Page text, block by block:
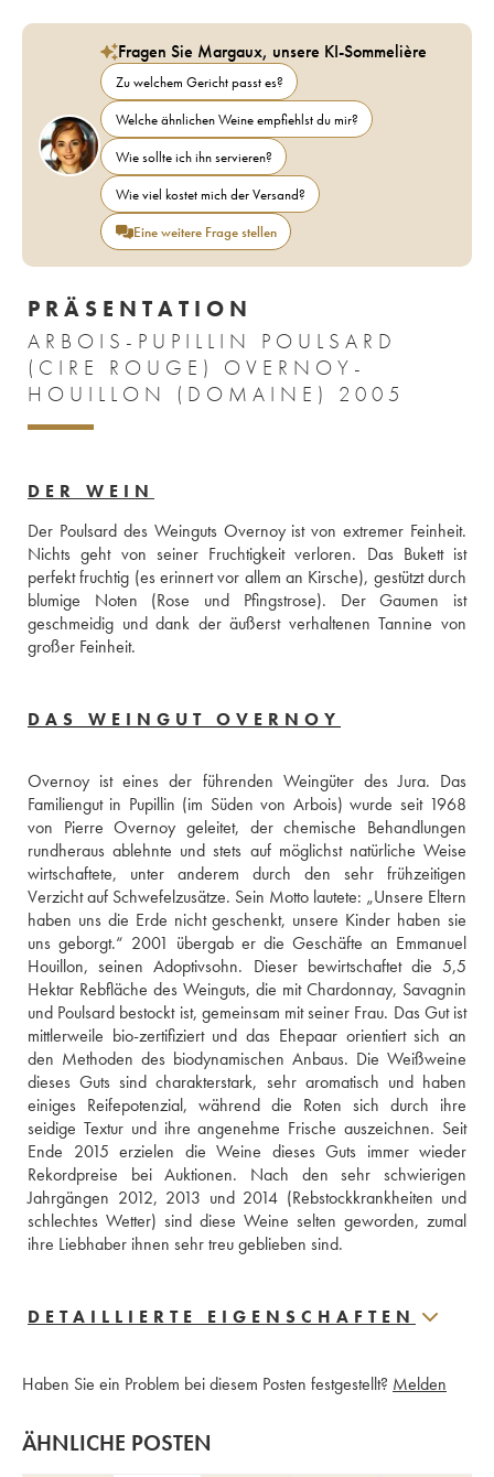
Fragen Sie Margaux, unsere KI-Sommelière
Zu welchem Gericht passt es?
Welche ähnlichen Weine empfiehlst du mir?
Wie sollte ich ihn servieren?
Wie viel kostet mich der Versand?
Eine weitere Frage stellen
PRÄSENTATION
ARBOIS-PUPILLIN POULSARD
(CIRE ROUGE) OVERNOY-
HOUILLON (DOMAINE) 2005
DER WEIN
Der Poulsard des Weinguts Overnoy ist von extremer Feinheit.
Nichts geht von seiner Fruchtigkeit verloren. Das Bukett ist
perfekt fruchtig (es erinnert vor allem an Kirsche), gestützt durch
blumige Noten (Rose und Pfingstrose). Der Gaumen ist
geschmeidig und dank der äußerst verhaltenen Tannine von
großer Feinheit.
DAS WEINGUT OVERNOY
Overnoy ist eines der führenden Weingüter des Jura. Das
Familiengut in Pupillin (im Süden von Arbois) wurde seit 1968
von Pierre Overnoy geleitet, der chemische Behandlungen
rundheraus ablehnte und stets auf möglichst natürliche Weise
wirtschaftete, unter anderem durch den sehr frühzeitigen
Verzicht auf Schwefelzusätze. Sein Motto lautete: „Unsere Eltern
haben uns die Erde nicht geschenkt, unsere Kinder haben sie
uns geborgt.“ 2001 übergab er die Geschäfte an Emmanuel
Houillon, seinen Adoptivsohn. Dieser bewirtschaftet die 5,5
Hektar Rebfläche des Weinguts, die mit Chardonnay, Savagnin
und Poulsard bestockt ist, gemeinsam mit seiner Frau. Das Gut ist
mittlerweile bio-zertifiziert und das Ehepaar orientiert sich an
den Methoden des biodynamischen Anbaus. Die Weißweine
dieses Guts sind charakterstark, sehr aromatisch und haben
einiges Reifepotenzial, während die Roten sich durch ihre
seidige Textur und ihre angenehme Frische auszeichnen. Seit
Ende 2015 erzielen die Weine dieses Guts immer wieder
Rekordpreise bei Auktionen. Nach den sehr schwierigen
Jahrgängen 2012, 2013 und 2014 (Rebstockkrankheiten und
schlechtes Wetter) sind diese Weine selten geworden, zumal
ihre Liebhaber ihnen sehr treu geblieben sind.
DETAILLIERTE EIGENSCHAFTEN
Haben Sie ein Problem bei diesem Posten festgestellt? Melden
ÄHNLICHE POSTEN